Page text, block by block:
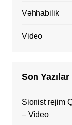
Vəhhabilik
Video
Son Yazılar
Sionist rejim
– Video